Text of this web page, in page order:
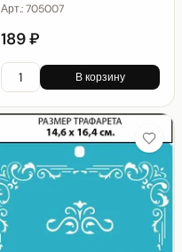
Арт.:705007
189 ₽
В корзину